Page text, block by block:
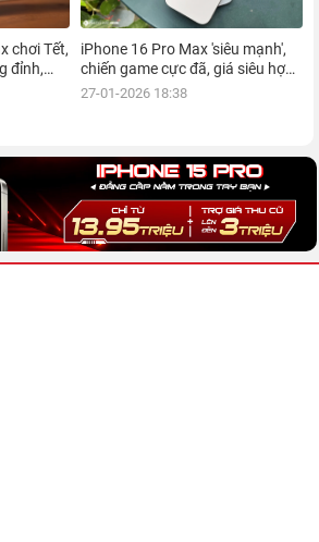
chơi Tết,
đỉnh,
iPhone 16 Pro Max 'siêu mạnh',
chiến game cực đã, giá siêu hợp
lý, mua ngay!
27-01-2026 18:38